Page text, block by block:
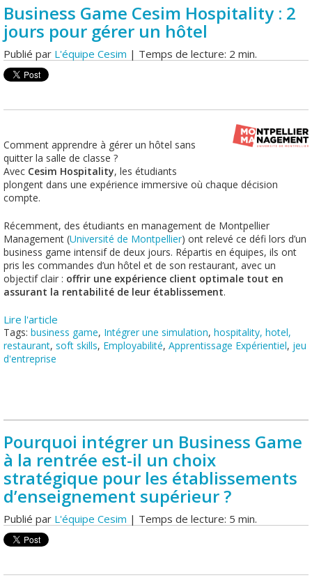
Business Game Cesim Hospitality : 2
jours pour gérer un hôtel
Publié par L'équipe Cesim | Temps de lecture: 2 min.
Comment apprendre à gérer un hôtel sans
quitter la salle de classe ?
Avec Cesim Hospitality, les étudiants
plongent dans une expérience immersive où chaque décision
compte.
Récemment, des étudiants en management de Montpellier
Management (Université de Montpellier) ont relevé ce défi lors d’un
business game intensif de deux jours. Répartis en équipes, ils ont
pris les commandes d’un hôtel et de son restaurant, avec un
objectif clair : offrir une expérience client optimale tout en
assurant la rentabilité de leur établissement.
Lire l'article
Tags: business game, Intégrer une simulation, hospitality, hotel,
restaurant, soft skills, Employabilité, Apprentissage Expérientiel, jeu
d'entreprise
Pourquoi intégrer un Business Game
à la rentrée est-il un choix
stratégique pour les établissements
d’enseignement supérieur ?
Publié par L'équipe Cesim | Temps de lecture: 5 min.